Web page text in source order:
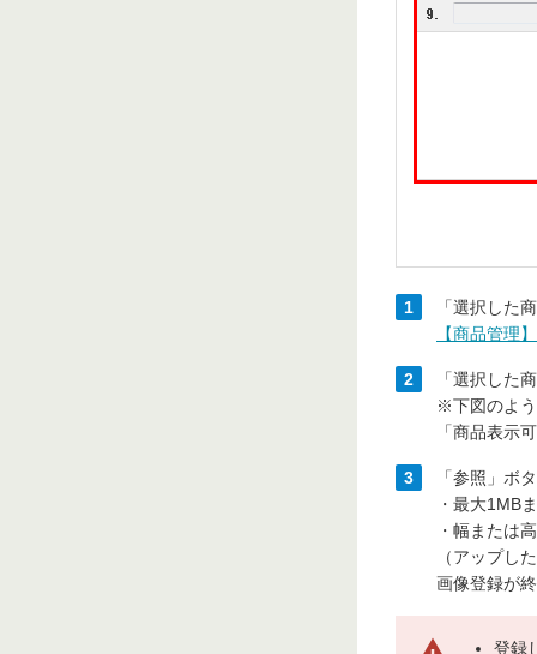
1
「選択した
【商品管理
2
「選択した
※下図のよ
「商品表示
3
「参照」ボ
・最大1MB
・幅または
（アップし
画像登録が
登録